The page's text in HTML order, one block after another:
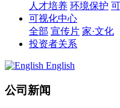
人才培养 环境保护
可视化中心
全部 宣传片 家·文化
投资者关系
English
公司新闻